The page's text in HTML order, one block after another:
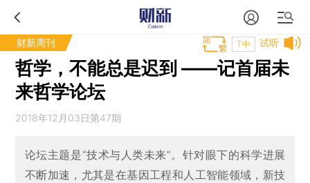
财新周刊 试听
T中
哲学，不能总是迟到 ——记首届未
来哲学论坛
2018年12月03日第47期
论坛主题是“技术与人类未来”。针对眼下的科学进展
不断加速，尤其是在基因工程和人工智能领域，新技